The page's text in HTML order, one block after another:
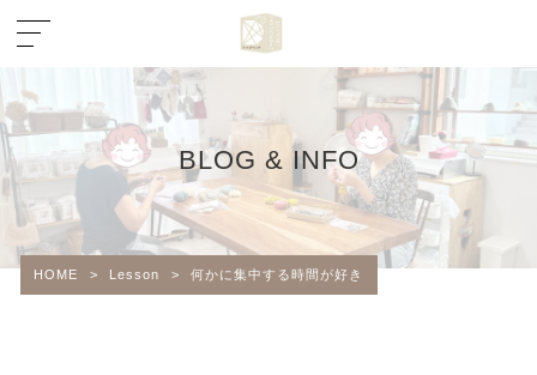
BLOG & INFO
HOME > Lesson > 何かに集中する時間が好き